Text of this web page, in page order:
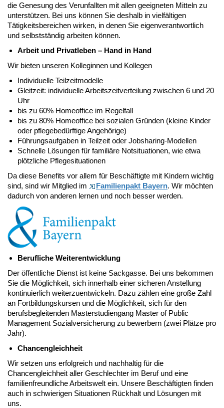
die Genesung des Verunfallten mit allen geeigneten Mitteln zu
unterstützen. Bei uns können Sie deshalb in vielfältigen
Tätigkeitsbereichen wirken, in denen Sie eigenverantwortlich
und selbstständig arbeiten können.
Arbeit und Privatleben – Hand in Hand
Wir bieten unseren Kolleginnen und Kollegen
Individuelle Teilzeitmodelle
Gleitzeit: individuelle Arbeitszeitverteilung zwischen 6 und 20
Uhr
bis zu 60% Homeoffice im Regelfall
bis zu 80% Homeoffice bei sozialen Gründen (kleine Kinder
oder pflegebedürftige Angehörige)
Führungsaufgaben in Teilzeit oder Jobsharing-Modellen
Schnelle Lösungen für familiäre Notsituationen, wie etwa
plötzliche Pflegesituationen
Da diese Benefits vor allem für Beschäftigte mit Kindern wichtig
sind, sind wir Mitglied im
Familienpakt Bayern. Wir möchten
dadurch von anderen lernen und noch besser werden.
Berufliche Weiterentwicklung
Der öffentliche Dienst ist keine Sackgasse. Bei uns bekommen
Sie die Möglichkeit, sich innerhalb einer sicheren Anstellung
kontinuierlich weiterzuentwickeln. Dazu zählen eine große Zahl
an Fortbildungskursen und die Möglichkeit, sich für den
berufsbegleitenden Masterstudiengang Master of Public
Management Sozialversicherung zu bewerbern (zwei Plätze pro
Jahr).
Chancengleichheit
Wir setzen uns erfolgreich und nachhaltig für die
Chancengleichheit aller Geschlechter im Beruf und eine
familienfreundliche Arbeitswelt ein. Unsere Beschäftigten finden
auch in schwierigen Situationen Rückhalt und Lösungen mit
uns.